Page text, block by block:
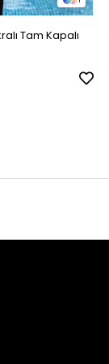
Tam Kapalı